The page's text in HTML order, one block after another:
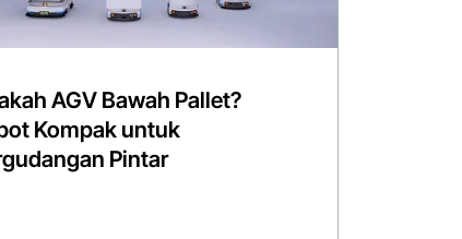
AGV Bawah Pallet?
Kompak untuk
Pintar